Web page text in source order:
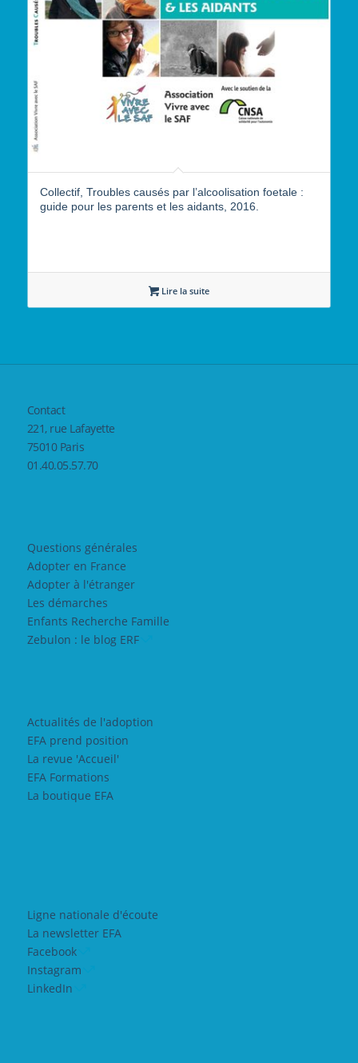
Collectif, Troubles causés par l’alcoolisation foetale :
guide pour les parents et les aidants, 2016.
Lire la suite
Contact
221, rue Lafayette
75010 Paris
01.40.05.57.70
Questions générales
Adopter en France
Adopter à l'étranger
Les démarches
Enfants Recherche Famille
Zebulon : le blog ERF
Actualités de l'adoption
EFA prend position
La revue 'Accueil'
EFA Formations
La boutique EFA
Ligne nationale d'écoute
La newsletter EFA
Facebook
Instagram
LinkedIn